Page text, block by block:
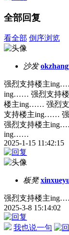
全部回复
看全部 倒序浏览
沙发
强烈支持楼主
ing…… 强烈支持
楼主ing…… 强烈
支持楼主ing……
强烈支持楼主
ing……
2025-1-15 11:42:15
板凳
强烈支持楼主
2025-3-8 15:14:02
我也说一句